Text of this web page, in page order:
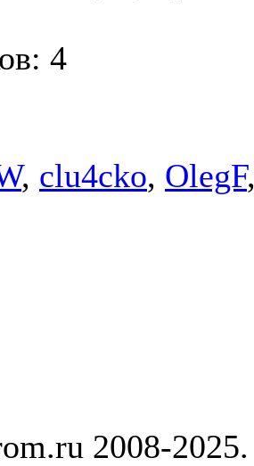
4
, clu4cko, OlegF
2008-